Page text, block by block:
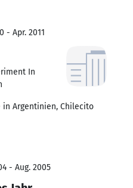
- Apr. 2011
In
in Argentinien, Chilecito
- Aug. 2005